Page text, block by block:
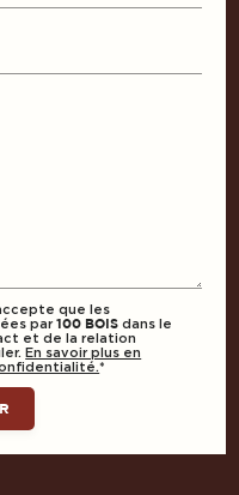
que les
par100 BOIS dans le
et de la relation
En savoir plus en
*